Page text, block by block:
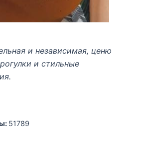
и независимая, ценю
и стильные
51789